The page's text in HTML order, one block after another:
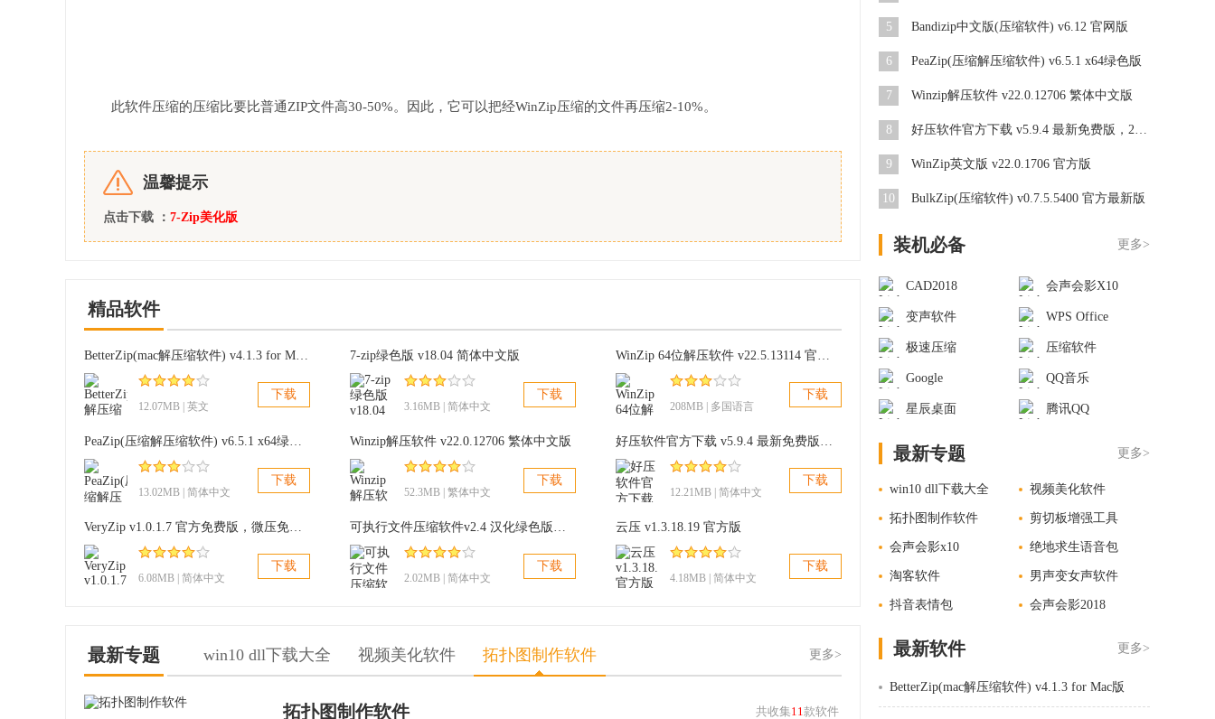
此软件压缩的压缩比要比普通ZIP文件高30-50%。因此，它可以把经WinZip压缩的文件再压缩2-10%。
温馨提示
点击下载 ： 7-Zip美化版
精品软件
BetterZip(mac解压缩软件) v4.1.3 for Mac版
12.07MB | 英文
下载
7-zip绿色版 v18.04 简体中文版
3.16MB | 简体中文
下载
WinZip 64位解压软件 v22.5.13114 官方版
208MB | 多国语言
下载
PeaZip(压缩解压缩软件) v6.5.1 x64绿色版
13.02MB | 简体中文
下载
Winzip解压软件 v22.0.12706 繁体中文版
52.3MB | 繁体中文
下载
好压软件官方下载 v5.9.4 最新免费版，2345好压HaoZip软件
12.21MB | 简体中文
下载
VeryZip v1.0.1.7 官方免费版，微压免费解压缩软件
6.08MB | 简体中文
下载
可执行文件压缩软件v2.4 汉化绿色版，Free UPX稳定解压缩
2.02MB | 简体中文
下载
云压 v1.3.18.19 官方版
4.18MB | 简体中文
下载
最新专题 win10 dll下载大全 视频美化软件 拓扑图制作软件 更多>
共收集11款软件
拓扑图制作软件
5 Bandizip中文版(压缩软件) v6.12 官网版
6 PeaZip(压缩解压缩软件) v6.5.1 x64绿色版
7 Winzip解压软件 v22.0.12706 繁体中文版
8 好压软件官方下载 v5.9.4 最新免费版，2345好压HaoZip软件
9 WinZip英文版 v22.0.1706 官方版
10 BulkZip(压缩软件) v0.7.5.5400 官方最新版
装机必备 更多>
CAD2018 会声会影X10
变声软件 WPS Office
极速压缩 压缩软件
Google QQ音乐
星辰桌面 腾讯QQ
最新专题 更多>
win10 dll下载大全 视频美化软件
拓扑图制作软件 剪切板增强工具
会声会影x10 绝地求生语音包
淘客软件 男声变女声软件
抖音表情包 会声会影2018
最新软件 更多>
BetterZip(mac解压缩软件) v4.1.3 for Mac版